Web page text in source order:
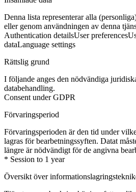
Denna lista representerar alla
eller genom användningen av denna
Authentication detailsUser preferences
dataLanguage settings
Rättslig grund
I följande anges den nödvändiga
databehandling.
Consent under GDPR
Förvaringsperiod
Förvaringsperioden är den tid under
lagras för bearbetningssyften. Datat
längre är nödvändigt för de angivna
* Session to 1 year
Översikt över